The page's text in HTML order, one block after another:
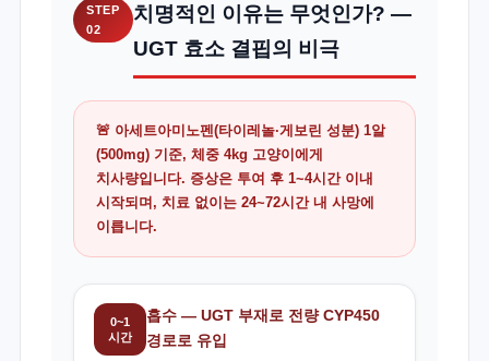
STEP
02
치명적인 이유는 무엇인가? —
UGT 효소 결핍의 비극
🚨 아세트아미노펜(타이레놀·게보린 성분) 1알
(500mg) 기준, 체중 4kg 고양이에게
치사량입니다. 증상은 투여 후 1~4시간 이내
시작되며, 치료 없이는 24~72시간 내 사망에
이릅니다.
0~1
시간
흡수 — UGT 부재로 전량 CYP450
경로로 유입